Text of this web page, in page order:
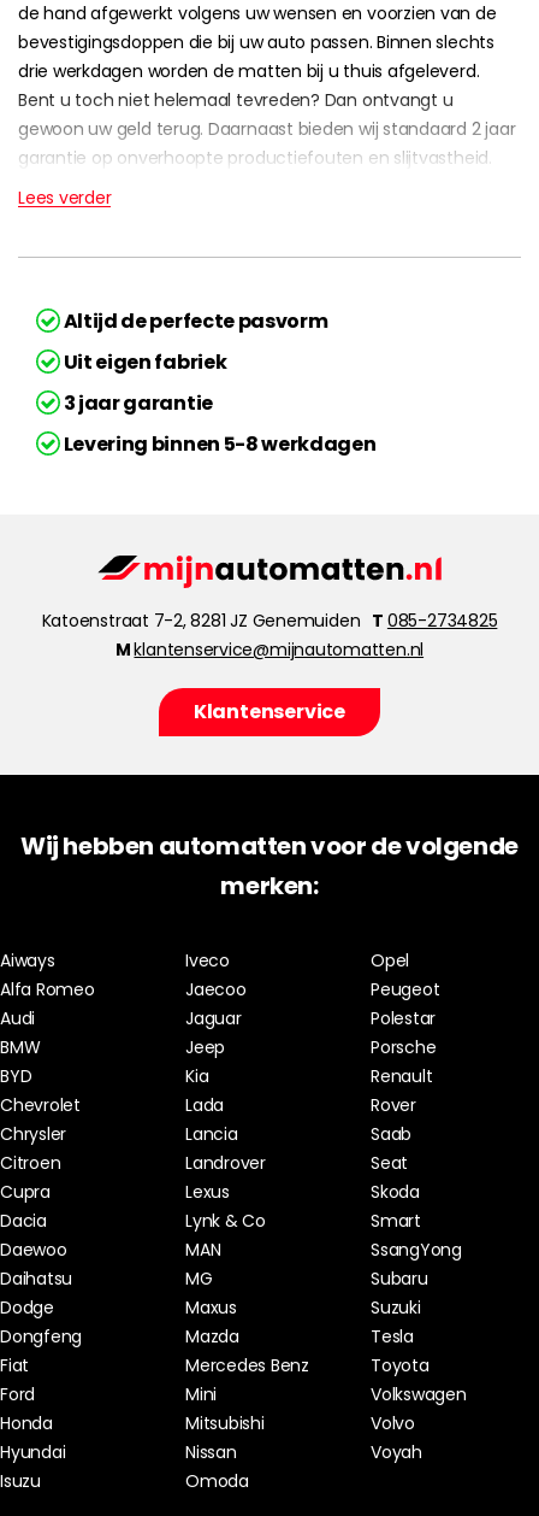
de hand afgewerkt volgens uw wensen en voorzien van de
bevestigingsdoppen die bij uw auto passen. Binnen slechts
drie werkdagen worden de matten bij u thuis afgeleverd.
Bent u toch niet helemaal tevreden? Dan ontvangt u
gewoon uw geld terug. Daarnaast bieden wij standaard 2 jaar
garantie op onverhoopte productiefouten en slijtvastheid.
Lees verder
Altijd de perfecte pasvorm
Uit eigen fabriek
3 jaar garantie
Levering binnen 5-8 werkdagen
Katoenstraat 7-2, 8281 JZ Genemuiden T 085-2734825
Mklantenservice@mijnautomatten.nl
Klantenservice
Wij hebben automatten voor de volgende
merken:
Aiways
Alfa Romeo
Audi
BMW
BYD
Chevrolet
Chrysler
Citroen
Cupra
Dacia
Daewoo
Daihatsu
Dodge
Dongfeng
Fiat
Ford
Honda
Hyundai
Isuzu
Iveco
Jaecoo
Jaguar
Jeep
Kia
Lada
Lancia
Landrover
Lexus
Lynk & Co
MAN
MG
Maxus
Mazda
Mercedes Benz
Mini
Mitsubishi
Nissan
Omoda
Opel
Peugeot
Polestar
Porsche
Renault
Rover
Saab
Seat
Skoda
Smart
SsangYong
Subaru
Suzuki
Tesla
Toyota
Volkswagen
Volvo
Voyah